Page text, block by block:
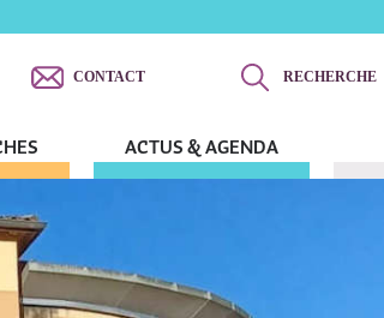
CONTACT RECHERCHE
ACTUS & AGENDA